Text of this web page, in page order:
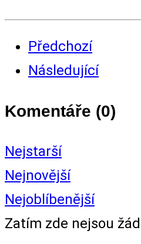
Předchozí
Následující
Komentáře (0)
Nejstarší
Nejnovější
Nejoblíbenější
Zatím zde nejsou